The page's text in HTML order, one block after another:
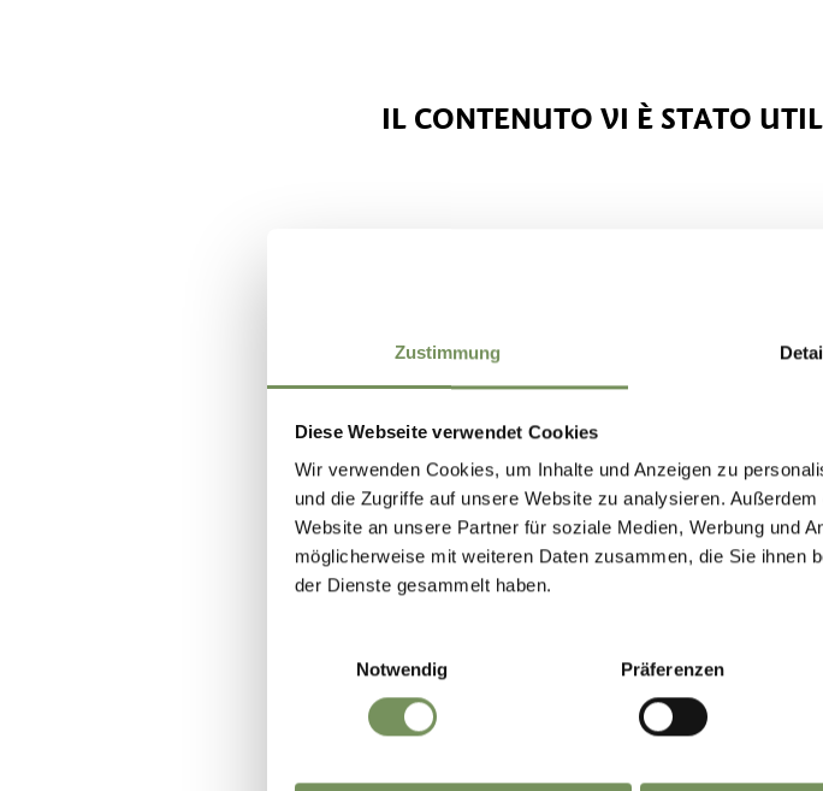
Zustimmung
Diese Webseite verwendet Cookies
Wir verwenden Cookies, um Inhalte und Anzeigen zu
und die Zugriffe auf unsere Website zu analysieren.
Website an unsere Partner für soziale Medien, Werbung und
möglicherweise mit weiteren Daten zusammen, die Sie ihnen
der Dienste gesammelt haben.
Notwendig
Präferenzen
IL CONTENUTO VI È STATO